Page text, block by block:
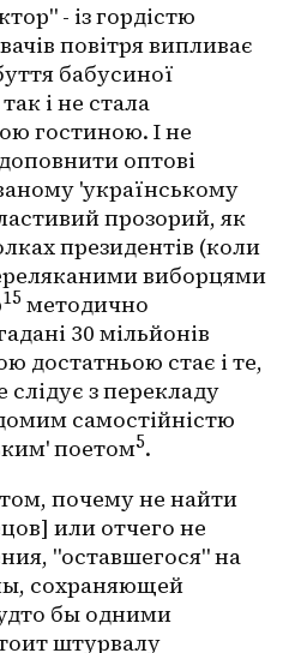
- із гордістю
повітря випливає
бабусиної
і не стала
гостиною. І не
оптові
'українському
прозорий, як
президентів (коли
виборцями
15 методично
30 мільйонів
достатньою стає і те,
з перекладу
самостійністю
поетом5.
почему не найти
или отчего не
"оставшегося" на
сохраняющей
бы одними
штурвалу